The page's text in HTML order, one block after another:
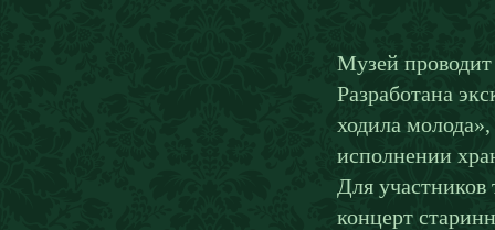
Музей
Разработана
ходила
исполнении
Для
концерт